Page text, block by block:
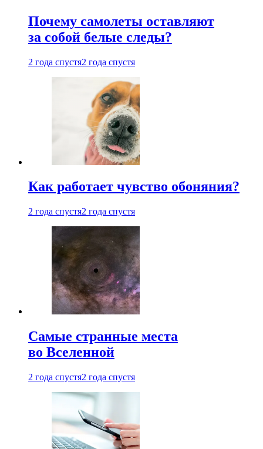
Почему самолеты оставляют
за собой белые следы?
2 года спустя2 года спустя
Как работает чувство обоняния?
2 года спустя2 года спустя
Самые странные места
во Вселенной
2 года спустя2 года спустя